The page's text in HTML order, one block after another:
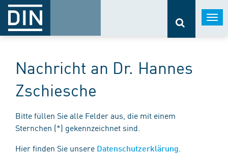
Nachricht an Dr. Hannes
Zschiesche
Bitte füllen Sie alle Felder aus, die mit einem
Sternchen (*) gekennzeichnet sind.
Hier finden Sie unsere Datenschutzerklärung